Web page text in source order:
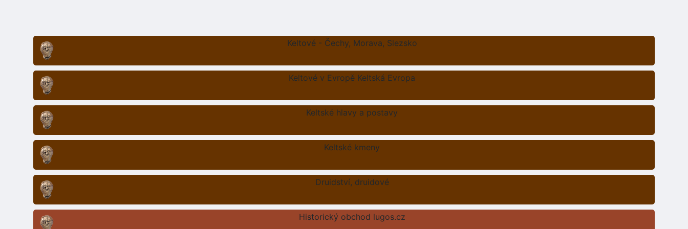
Keltové - Čechy, Morava, Slezsko
Keltové v Evropě Keltská Evropa
Keltské hlavy a postavy
Keltské kmeny
Druidství, druidové
Historický obchod lugos.cz